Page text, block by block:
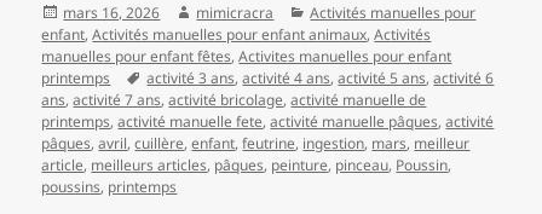
Publié
le
mars 16, 2026 Auteur
mimicracra Catégories
Activités manuelles pour
enfant,Activités manuelles pour enfant animaux,Activités
manuelles pour enfant fêtes,Activites manuelles pour enfant
printemps
Mots-
clés
activité 3 ans,activité 4 ans,activité 5 ans,activité 6
ans,activité 7 ans,activité bricolage,activité manuelle de
printemps,activité manuelle fete,activité manuelle pâques,activité
pâques,avril,cuillère,enfant,feutrine, ingestion, mars, meilleur
article, meilleurs articles, pâques, peinture, pinceau, Poussin,
poussins, printemps